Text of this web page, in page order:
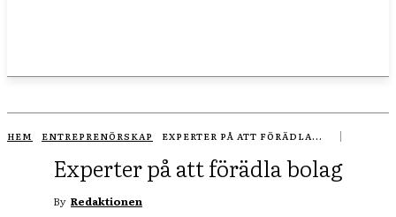
HEM ENTREPRENÖRSKAP EXPERTER PÅ ATT FÖRÄDLA...
Experter på att förädla bolag
By Redaktionen